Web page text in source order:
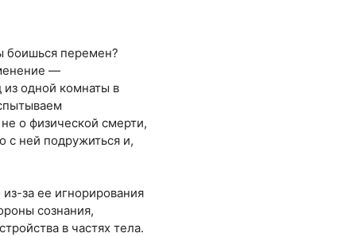
боишься перемен?
—
одной комнаты в
о физической смерти,
с ней подружиться и,
за ее игнорирования
сознания,
в частях тела.